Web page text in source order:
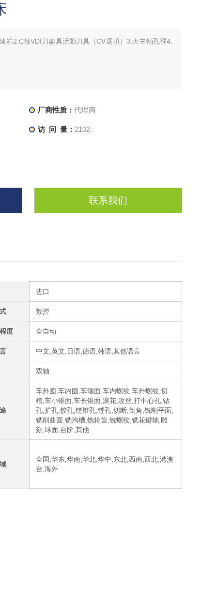
箱2.C軸VDI刀架具活動刀具（CV選項）3.大主軸孔徑4.
厂商性质： 代理商
访 问 量： 2102
联系我们
进口
数控
度 全自动
中文,英文,日语,德语,韩语,其他语言
双轴
车外圆,车内圆,车端面,车内螺纹,车外螺纹,切
槽,车小锥面,车长锥面,滚花,攻丝,打中心孔,钻
孔,扩孔,铰孔,镗锥孔,镗孔,切断,倒角,铣削平面,
铣削曲面,铣沟槽,铣轮齿,铣螺纹,铣花键轴,雕
刻,球面,台阶,其他
全国,华东,华南,华北,华中,东北,西南,西北,港澳
台,海外